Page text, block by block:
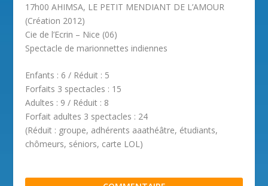
17h00 AHIMSA, LE PETIT MENDIANT DE L’AMOUR
(Création 2012)
Cie de l’Ecrin – Nice (06)
Spectacle de marionnettes indiennes
Enfants : 6 / Réduit : 5
Forfaits 3 spectacles : 15
Adultes : 9 / Réduit : 8
Forfait adultes 3 spectacles : 24
(Réduit : groupe, adhérents aaathéâtre, étudiants,
chômeurs, séniors, carte LOL)